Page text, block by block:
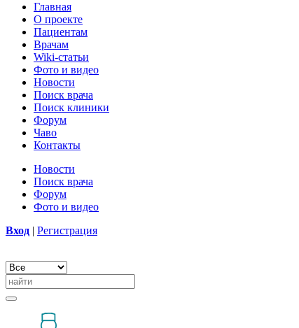
Главная
О проекте
Пациентам
Врачам
Wiki-статьи
Фото и видео
Новости
Поиск врача
Поиск клиники
Форум
Чаво
Контакты
Новости
Поиск врача
Форум
Фото и видео
Вход | Регистрация